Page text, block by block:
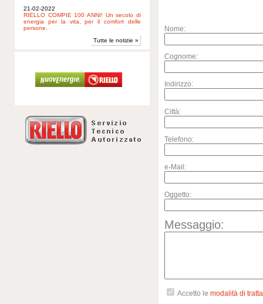
21-02-2022
RIELLO COMPIE 100 ANNI! Un secolo di
energia per la vita, per il comfort delle
persone.
Tutte le notizie »
Nome:
Cognome:
Indirizzo:
Città:
Telefono:
e-Mail:
Oggetto:
Messaggio:
Accetto le modalità di